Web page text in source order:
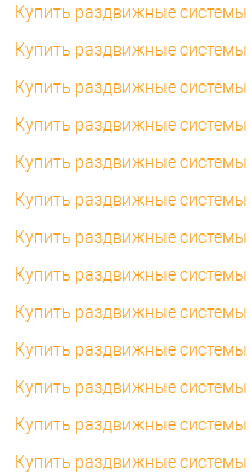
Купить раздвижные
Купить раздвижные
Купить раздвижные системы
Купить раздвижные
Купить раздвижные
Купить раздвижные
Купить раздвижные
Купить раздвижные
Купить раздвижные системы
Купить раздвижные системы
Купить раздвижные
Купить раздвижные системы
Купить раздвижные системы